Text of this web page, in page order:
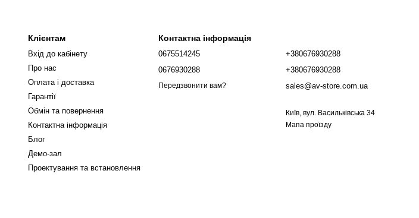
Клієнтам
Вхід до кабінету
Про нас
Оплата і доставка
Гарантії
Обмін та повернення
Контактна інформація
Блог
Демо-зал
Проектування та встановлення
Контактна інформація
0675514245
0676930288
Передзвонити вам?
+380676930288
+380676930288
sales@av-store.com.ua
Київ, вул. Васильківська 34
Мапа проїзду